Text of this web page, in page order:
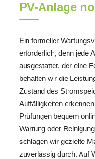
PV-Anlage
Ein formeller
erforderlich, denn jede
ausgestattet, der eine
behalten wir die
Zustand des
Auffälligkeiten
Prüfungen bequem
Wartung oder
schlagen wir gezielte
zuverlässig durch. Auf